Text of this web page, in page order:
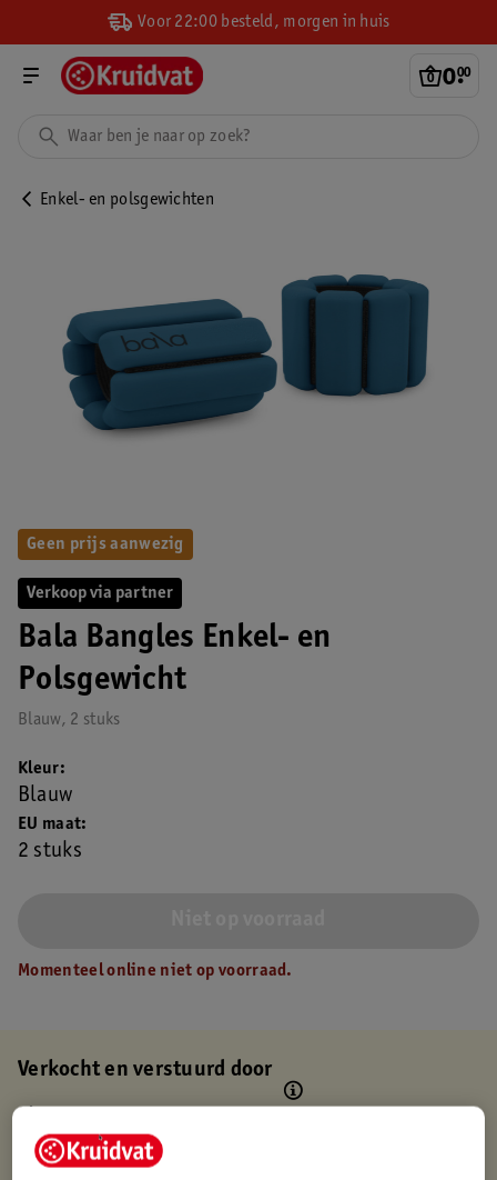
Voor 22:00 besteld, morgen in huis
0.
00
Enkel- en polsgewichten
Verkoop via partner
Bala Bangles Enkel- en
Polsgewicht
Blauw, 2 stuks
Geen prijs aanwezig
EU maat
2 stuks
Kleur
Blauw
Momenteel online niet op voorraad.
Verkocht en verstuurd door
Gratis thuisbezorgd
Gratis retourneren via verkooppartner.